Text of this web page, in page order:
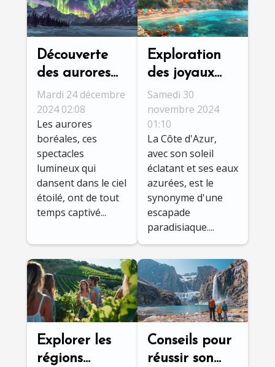
Découverte
des aurores
boréales :
meilleur
moment et
destinations
Mardi 24 décembre
2024 02:08
Les aurores
boréales, ces
spectacles
lumineux qui
dansent dans le ciel
étoilé, ont de tout
temps captivé...
Exploration
des joyaux
cachés de la
Côte d'Azur
pour des
vacances
inoubliables
Samedi 30
novembre 2024
01:10
La Côte d'Azur,
avec son soleil
éclatant et ses eaux
azurées, est le
synonyme d'une
escapade
paradisiaque....
Explorer les
régions
Conseils pour
réussir son